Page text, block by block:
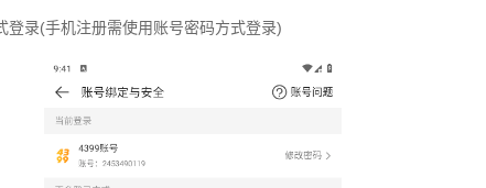
登录(手机注册需使用账号密码方式登录)